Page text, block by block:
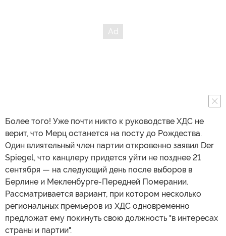
Более того! Уже почти никто к руководстве ХДС не
верит, что Мерц останется на посту до Рождества.
Один влиятельный член партии откровенно заявил Der
Spiegel, что канцлеру придется уйти не позднее 21
сентября — на следующий день после выборов в
Берлине и Мекленбурге-Передней Померании.
Рассматривается вариант, при котором несколько
региональных премьеров из ХДС одновременно
предложат ему покинуть свою должность "в интересах
страны и партии".